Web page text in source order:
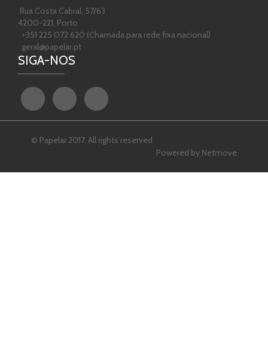
Rua Costa Cabral, 57/63
4200-221, Porto
+351 225 072 620 (Chamada para rede fixa nacional)
geral@papelar.pt
SIGA-NOS
© Papelar 2017. All rights reserved
Powered by Netmove